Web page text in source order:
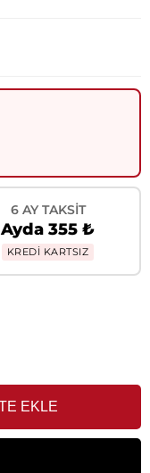
6 AY TAKSIT
Ayda 355 ₺
KREDİ KARTSIZ